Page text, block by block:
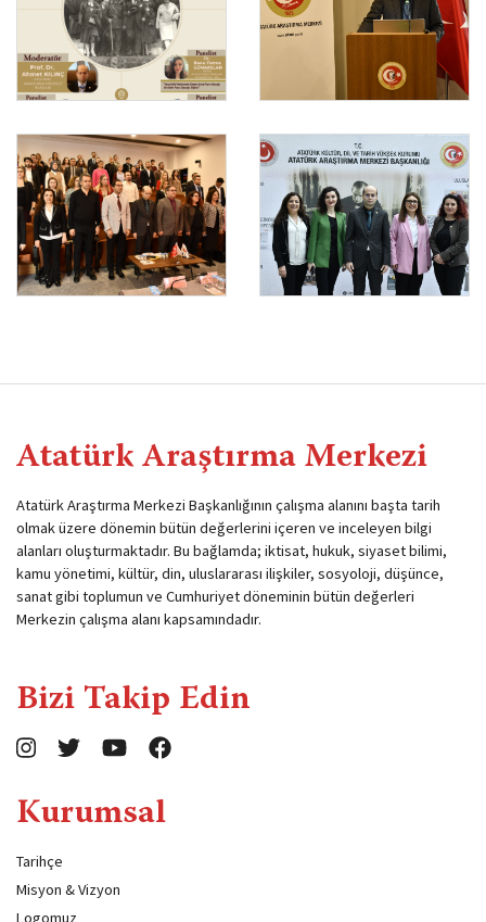
Atatürk Araştırma Merkezi
Atatürk Araştırma Merkezi Başkanlığının çalışma alanını başta tarih
olmak üzere dönemin bütün değerlerini içeren ve inceleyen bilgi
alanları oluşturmaktadır. Bu bağlamda; iktisat, hukuk, siyaset bilimi,
kamu yönetimi, kültür, din, uluslararası ilişkiler, sosyoloji, düşünce,
sanat gibi toplumun ve Cumhuriyet döneminin bütün değerleri
Merkezin çalışma alanı kapsamındadır.
Bizi Takip Edin
Kurumsal
Tarihçe
Misyon & Vizyon
Logomuz